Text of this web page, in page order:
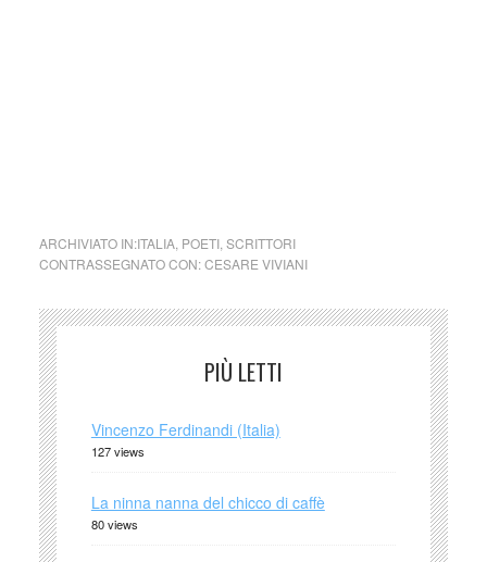
ARCHIVIATO IN:ITALIA, POETI, SCRITTORI
CONTRASSEGNATO CON:CESARE VIVIANI
PIÙ LETTI
Vincenzo Ferdinandi (Italia)
127 views
La ninna nanna del chicco di caffè
80 views